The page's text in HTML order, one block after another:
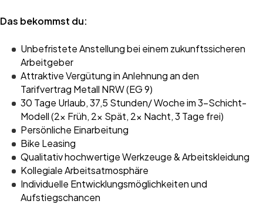
Das bekommst du:
Unbefristete Anstellung bei einem zukunftssicheren
Arbeitgeber
Attraktive Vergütung in Anlehnung an den
Tarifvertrag Metall NRW (EG 9)
30 Tage Urlaub, 37,5 Stunden/ Woche im 3-Schicht-
Modell (2x Früh, 2x Spät, 2x Nacht, 3 Tage frei)
Persönliche Einarbeitung
Bike Leasing
Qualitativ hochwertige Werkzeuge & Arbeitskleidung
Kollegiale Arbeitsatmosphäre
Individuelle Entwicklungsmöglichkeiten und
Aufstiegschancen